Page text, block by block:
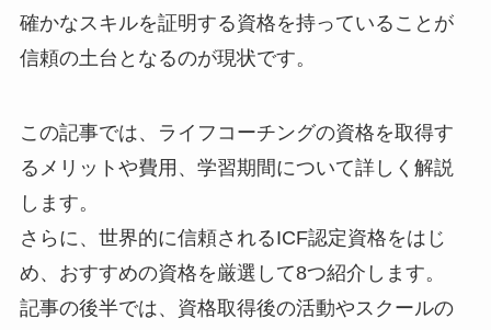
確かなスキルを証明する資格を持っていることが
信頼の土台となるのが現状です。
この記事では、ライフコーチングの資格を取得す
るメリットや費用、学習期間について詳しく解説
します。
さらに、世界的に信頼されるICF認定資格をはじ
め、おすすめの資格を厳選して8つ紹介します。
記事の後半では、資格取得後の活動やスクールの